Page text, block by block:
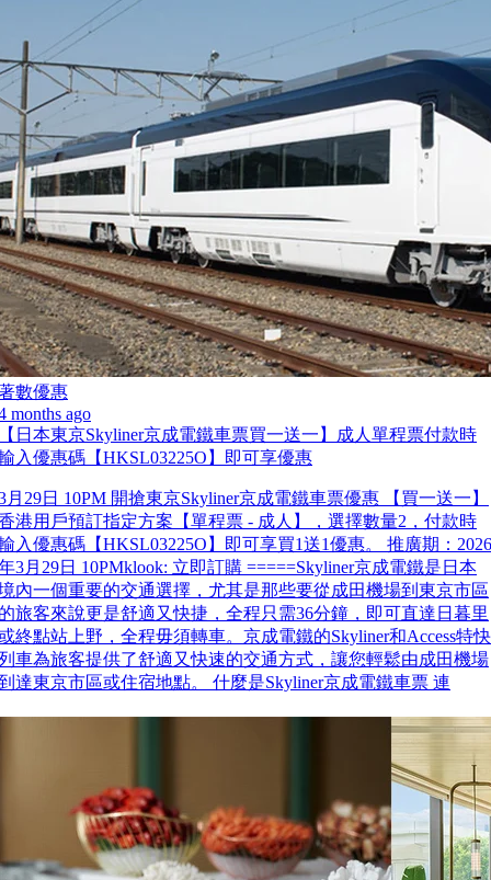
數優惠
months ago
日本東京Skyliner京成電鐵車票買一送一】成人單程票付款時
入優惠碼【HKSL03225O】即可享優惠
月29日 10PM 開搶東京Skyliner京成電鐵車票優惠 【買一送一】
港用戶預訂指定方案【單程票 - 成人】，選擇數量2，付款時
入優惠碼【HKSL03225O】即可享買1送1優惠。 推廣期：2026
3月29日 10PMklook: 立即訂購 =====Skyliner京成電鐵是日本
內一個重要的交通選擇，尤其是那些要從成田機場到東京市區
旅客來說更是舒適又快捷，全程只需36分鐘，即可直達日暮里
終點站上野，全程毋須轉車。京成電鐵的Skyliner和Access特快
車為旅客提供了舒適又快速的交通方式，讓您輕鬆由成田機場
達東京市區或住宿地點。 什麼是Skyliner京成電鐵車票 連